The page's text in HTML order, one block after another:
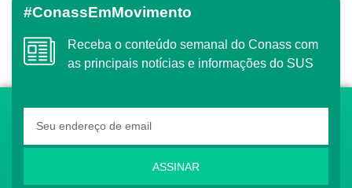
#ConassEmMovimento
Receba o conteúdo semanal do Conass com
as principais notícias e informações do SUS
ASSINAR